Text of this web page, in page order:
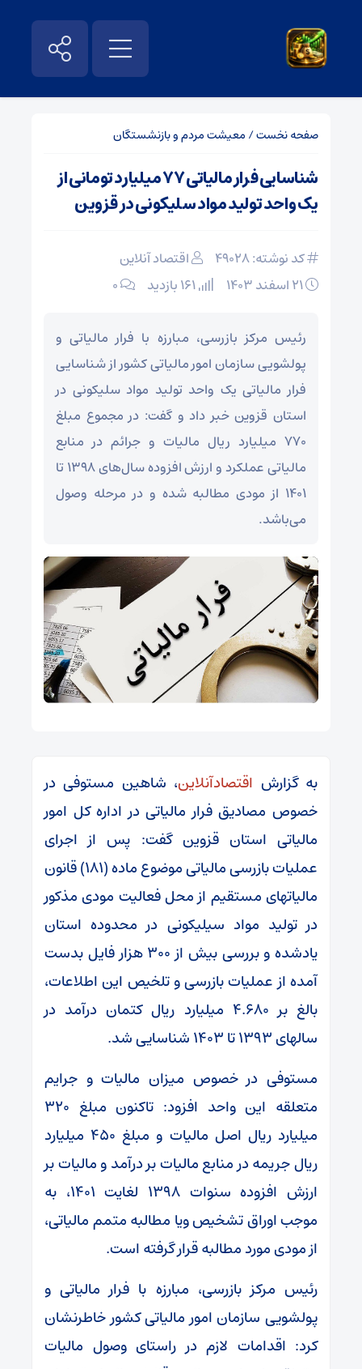
صفحه نخست/ معیشت مردم و بازنشستگان
شناسایی فرار مالیاتی ۷۷ میلیارد تومانی از
یک واحد تولید مواد سلیکونی در قزوین
کد نوشته: 49028
اقتصاد آنلاین
۰
رئیس مرکز بازرسی، مبارزه با فرار مالیاتی و
پولشویی سازمان امور مالیاتی کشور از شناسایی
فرار مالیاتی یک واحد تولید مواد سلیکونی در
استان قزوین خبر داد و گفت: در مجموع مبلغ
۷۷۰ میلیارد ریال مالیات و جرائم در منابع
مالیاتی عملکرد و ارزش افزوده سال‌های ۱۳۹۸ تا
۱۴۰۱ از مودی مطالبه شده و در مرحله وصول
می‌باشد.
به گزارش اقتصادآنلاین، شاهین مستوفی در
خصوص مصادیق فرار مالیاتی در اداره کل امور
مالیاتی استان قزوین گفت: پس از اجرای
عملیات بازرسی مالیاتی موضوع ماده (۱۸۱) قانون
مالیات‏های مستقیم از محل فعالیت مودی مذکور
در تولید مواد سیلیکونی در محدوده استان
یادشده و بررسی بیش از ۳۰۰ هزار فایل بدست
آمده از عملیات بازرسی و تلخیص این اطلاعات،
بالغ بر ۴.۶۸۰ میلیارد ریال کتمان درآمد در
سال‏های ۱۳۹۳ تا ۱۴۰۳ شناسایی شد.
مستوفی در خصوص میزان مالیات و جرایم
متعلقه این واحد افزود: تاکنون مبلغ ۳۲۰
میلیارد ریال اصل مالیات و مبلغ ۴۵۰ میلیارد
ریال جریمه در منابع مالیات بر درآمد و مالیات بر
ارزش افزوده سنوات ۱۳۹۸ لغایت ۱۴۰۱، به
موجب اوراق تشخیص ویا مطالبه متمم مالیاتی،
از مودی مورد مطالبه قرار گرفته است.
رئیس مرکز بازرسی، مبارزه با فرار مالیاتی و
پولشویی سازمان امور مالیاتی کشور خاطرنشان
کرد: اقدامات لازم در راستای وصول مالیات